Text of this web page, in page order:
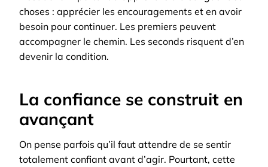
choses : apprécier les encouragements et en avoir
besoin pour continuer. Les premiers peuvent
accompagner le chemin. Les seconds risquent d’en
devenir la condition.
La confiance se construit en
avançant
On pense parfois qu’il faut attendre de se sentir
totalement confiant avant d’agir. Pourtant, cette